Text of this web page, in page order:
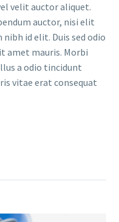
velit auctor aliquet.
auctor, nisi elit
id elit. Duis sed odio
amet mauris. Morbi
a odio tincidunt
vitae erat consequat